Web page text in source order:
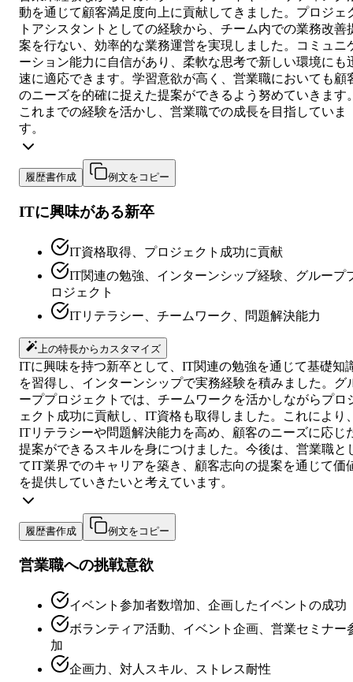
動を通じて顧客満足度向上に貢献してきました。プロジェ
トアシスタントとしての経験から、チーム内での業務改善
案を行ない、効率的な業務運営を実現しました。コミュニ
ーション能力に自信があり、柔軟な思考で新しい環境にも
速に適応できます。学習意欲が高く、営業職においても顧
のニーズを的確に捉えた提案ができるよう努めていきます
これまでの経験を活かし、営業職での成長を目指していま
す。
履歴書作成 例文をコピー
ITに興味がある新卒
IT資格取得、プロジェクト成功に貢献
IT関連の勉強、インターンシップ経験、グループ
ロジェクト
ITリテラシー、チームワーク、問題解決能力
上の特長からカスタマイズ
ITに興味を持つ新卒として、IT関連の勉強を通じて基礎知
を習得し、インターンシップで実務経験を積みました。グ
ーププロジェクトでは、チームワークを活かしながらプロ
ェクト成功に貢献し、IT資格も取得しました。これにより
ITリテラシーや問題解決能力を高め、顧客のニーズに応じ
提案ができるスキルを身につけました。今後は、営業職と
てIT業界でのキャリアを築き、顧客志向の提案を通じて価
を提供していきたいと考えています。
履歴書作成 例文をコピー
営業職への挑戦意欲
イベント参加者数増加、企画したイベントの成功
ボランティア活動、イベント企画、営業セミナー
加
企画力、対人スキル、ストレス耐性